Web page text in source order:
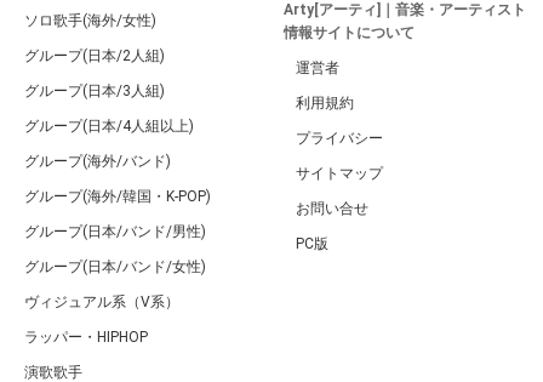
ソロ歌手(海外/女性)
グループ(日本/2人組)
グループ(日本/3人組)
グループ(日本/4人組以上)
グループ(海外/バンド)
グループ(海外/韓国・K-POP)
グループ(日本/バンド/男性)
グループ(日本/バンド/女性)
ヴィジュアル系（V系）
ラッパー・HIPHOP
演歌歌手
Arty[アーティ]｜音楽・アーティスト
情報サイトについて
運営者
利用規約
プライバシー
サイトマップ
お問い合せ
PC版